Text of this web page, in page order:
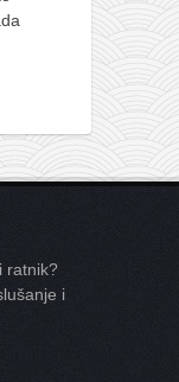
ratnik?
i